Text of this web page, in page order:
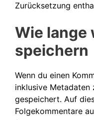
Zurücksetzung
Wie lange
speichern
Wenn du einen
inklusive
gespeichert. Auf
Folgekommentare